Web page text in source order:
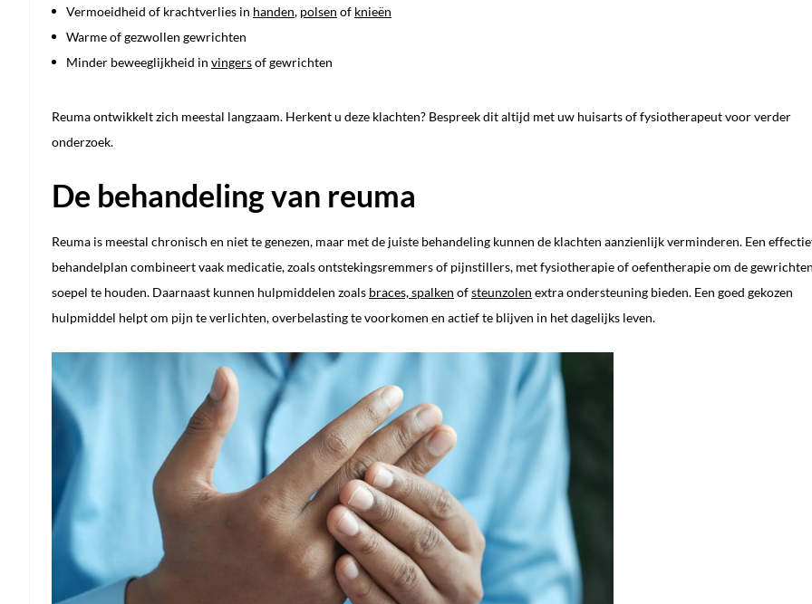
Vermoeidheid of krachtverlies in handen, polsen of knieën
Warme of gezwollen gewrichten
Minder beweeglijkheid in vingersof gewrichten
Reuma ontwikkelt zich meestal langzaam. Herkent u deze klachten? Bespreek dit altijd met uw huisarts of fysiotherapeut voor verder
onderzoek.
De behandeling van reuma
Reuma is meestal chronisch en niet te genezen, maar met de juiste behandeling kunnen de klachten aanzienlijk verminderen. Een
behandelplan combineert vaak medicatie, zoals ontstekingsremmers of pijnstillers, met fysiotherapie of oefentherapie om de
soepel te houden. Daarnaast kunnen hulpmiddelen zoals braces, spalken ofsteunzolen extra ondersteuning bieden. Een goed gekozen
hulpmiddel helpt om pijn te verlichten, overbelasting te voorkomen en actief te blijven in het dagelijks leven.